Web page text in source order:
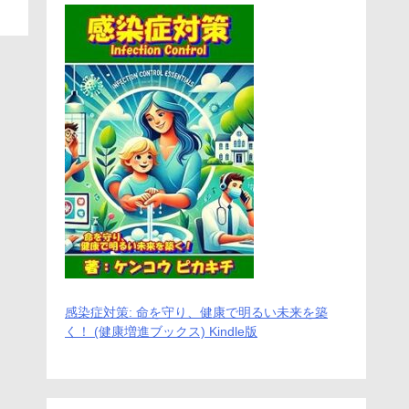
感染症対策: 命を守り、健康で明るい未来を築
く！ (健康増進ブックス) Kindle版